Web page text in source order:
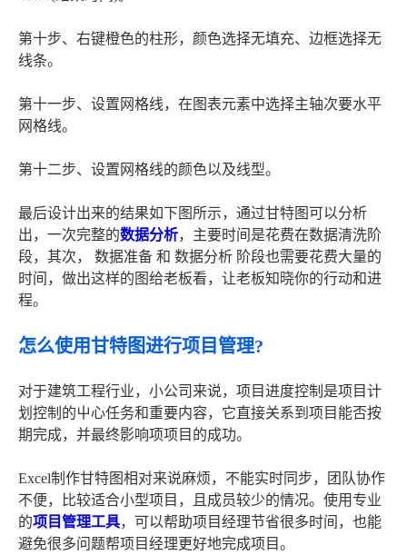
第十步、右键橙色的柱形，颜色选择无填充、边框选择无
线条。
第十一步、设置网格线，在图表元素中选择主轴次要水平
网格线。
第十二步、设置网格线的颜色以及线型。
最后设计出来的结果如下图所示，通过甘特图可以分析
出，一次完整的数据分析，主要时间是花费在数据清洗阶
段，其次， 数据准备 和 数据分析 阶段也需要花费大量的
时间，做出这样的图给老板看，让老板知晓你的行动和进
程。
怎么使用甘特图进行项目管理?
对于建筑工程行业，小公司来说，项目进度控制是项目计
划控制的屮心任务和重要内容，它直接关系到项目能否按
期完成，并最终影响项项目的成功。
Excel制作甘特图相对来说麻烦，不能实时同步，团队协作
不便，比较适合小型项目，且成员较少的情况。使用专业
的项目管理工具，可以帮助项目经理节省很多时间，也能
避免很多问题帮项目经理更好地完成项目。